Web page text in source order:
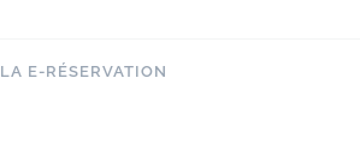
LA E-RÉSERVATION